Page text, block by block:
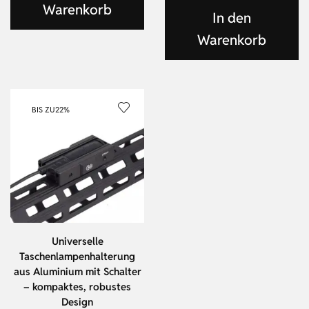
Warenkorb
In den
Warenkorb
BIS ZU22%
Universelle
Taschenlampenhalterung
aus Aluminium mit Schalter
– kompaktes, robustes
Design